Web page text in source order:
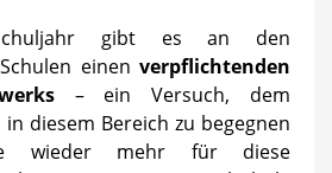
gibt es an den
einen verpflichtenden
– ein Versuch, dem
diesem Bereich zu begegnen
wieder mehr für diese